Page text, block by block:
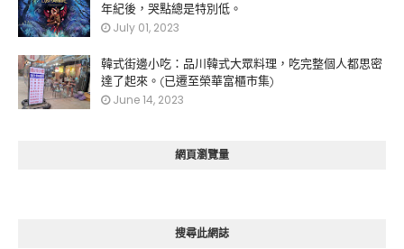
年紀後，哭點總是特別低。
July 01, 2023
韓式街邊小吃：品川韓式大眾料理，吃完整個人都思密
達了起來。(已遷至榮華富櫃市集)
June 14, 2023
網頁瀏覽量
搜尋此網誌